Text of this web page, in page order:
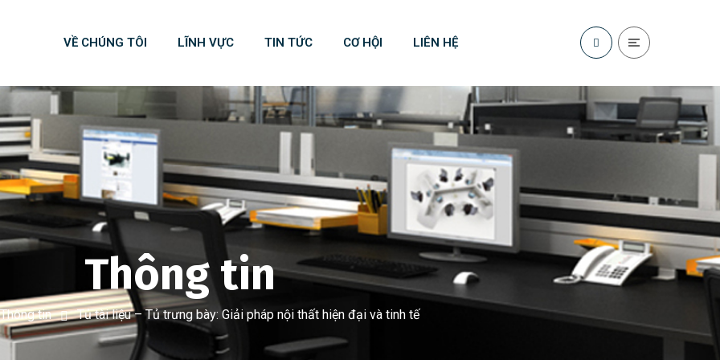
VỀ CHÚNG TÔI LĨNH VỰC TIN TỨC CƠ HỘI LIÊN HỆ
Thông tin
Thông tin Tủ tài liệu – Tủ trưng bày: Giải pháp nội thất hiện đại và tinh tế